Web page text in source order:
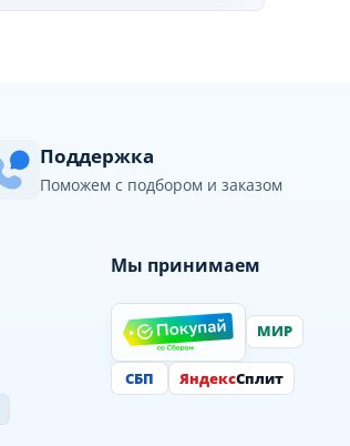
Поддержка
Поможем с подбором и заказом
Мы принимаем
МИР
СБП ЯндексСплит